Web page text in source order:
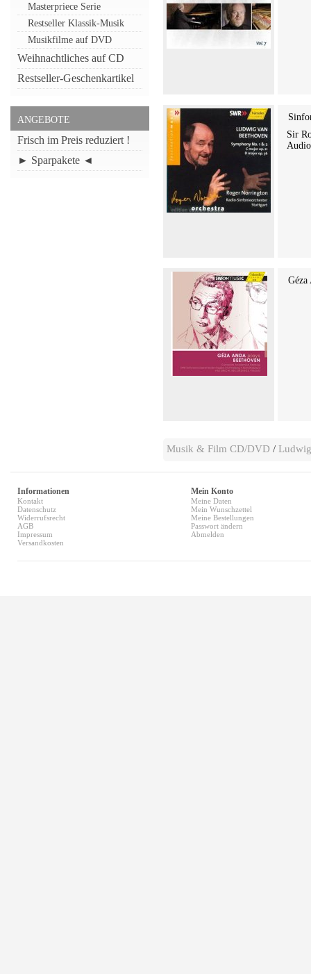
Masterpriece Serie
Restseller Klassik-Musik
Musikfilme auf DVD
Weihnachtliches auf CD
Restseller-Geschenkartikel
ANGEBOTE
Frisch im Preis reduziert !
► Sparpakete ◄
Sir
Musik & Film CD/DVD /
Informationen
Kontakt
Datenschutz
Widerrufsrecht
AGB
Impressum
Versandkosten
Mein Konto
Meine Daten
Mein Wunschzettel
Meine Bestellungen
Passwort ändern
Abmelden